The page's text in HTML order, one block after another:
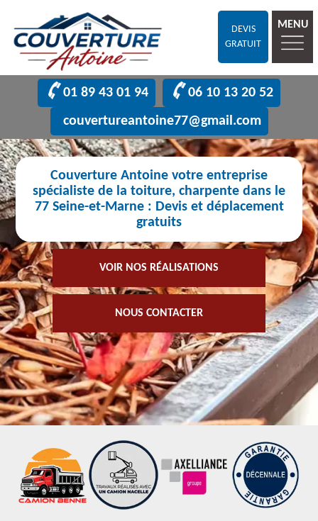
DEVIS
GRATUIT
MENU
01 89 43 01 94
06 10 13 20 52
couvertureantoine77@gmail.com
Couverture Antoine votre entreprise
spécialiste de la toiture, charpente dans le
77 Seine-et-Marne : Devis et déplacement
gratuits
VOIR NOS RÉALISATIONS
NOUS CONTACTER